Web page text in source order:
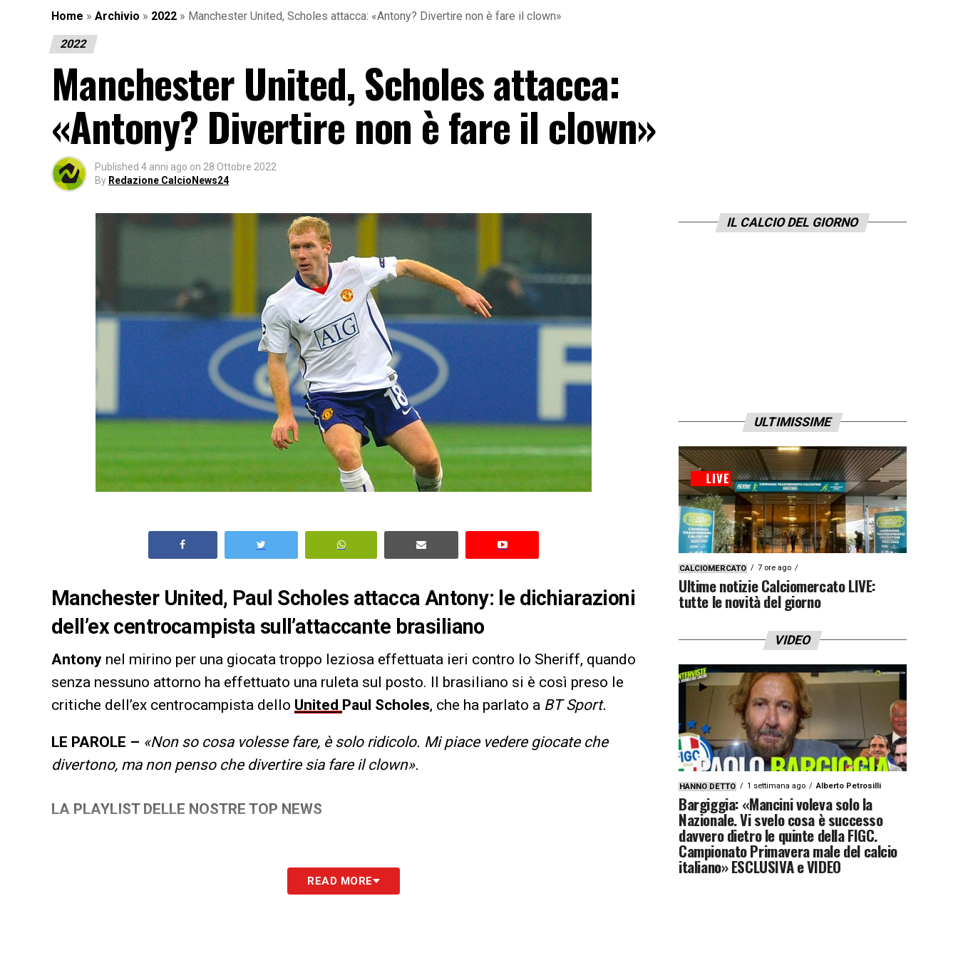
Home » Archivio » 2022 » Manchester United, Scholes attacca: «Antony? Divertire non è fare il clown»
2022
Manchester United, Scholes attacca:
«Antony? Divertire non è fare il clown»
Published 4 anni ago on 28 Ottobre 2022
By Redazione CalcioNews24
Manchester United, Paul Scholes attacca Antony: le dichiarazioni
dell’ex centrocampista sull’attaccante brasiliano
Antony nel mirino per una giocata troppo leziosa effettuata ieri contro lo Sheriff, quando
senza nessuno attorno ha effettuato una ruleta sul posto. Il brasiliano si è così preso le
critiche dell’ex centrocampista dello United Paul Scholes, che ha parlato a BT Sport.
LE PAROLE – «Non so cosa volesse fare, è solo ridicolo. Mi piace vedere giocate che
divertono, ma non penso che divertire sia fare il clown».
LA PLAYLIST DELLE NOSTRE TOP NEWS
READ MORE
IL CALCIO DEL GIORNO
ULTIMISSIME
CALCIOMERCATO 7 ore ago
Ultime notizie Calciomercato LIVE:
tutte le novità del giorno
VIDEO
HANNO DETTO 1 settimana ago Alberto Petrosilli
Bargiggia: «Mancini voleva solo la
Nazionale. Vi svelo cosa è successo
davvero dietro le quinte della FIGC.
Campionato Primavera male del calcio
italiano» ESCLUSIVA e VIDEO